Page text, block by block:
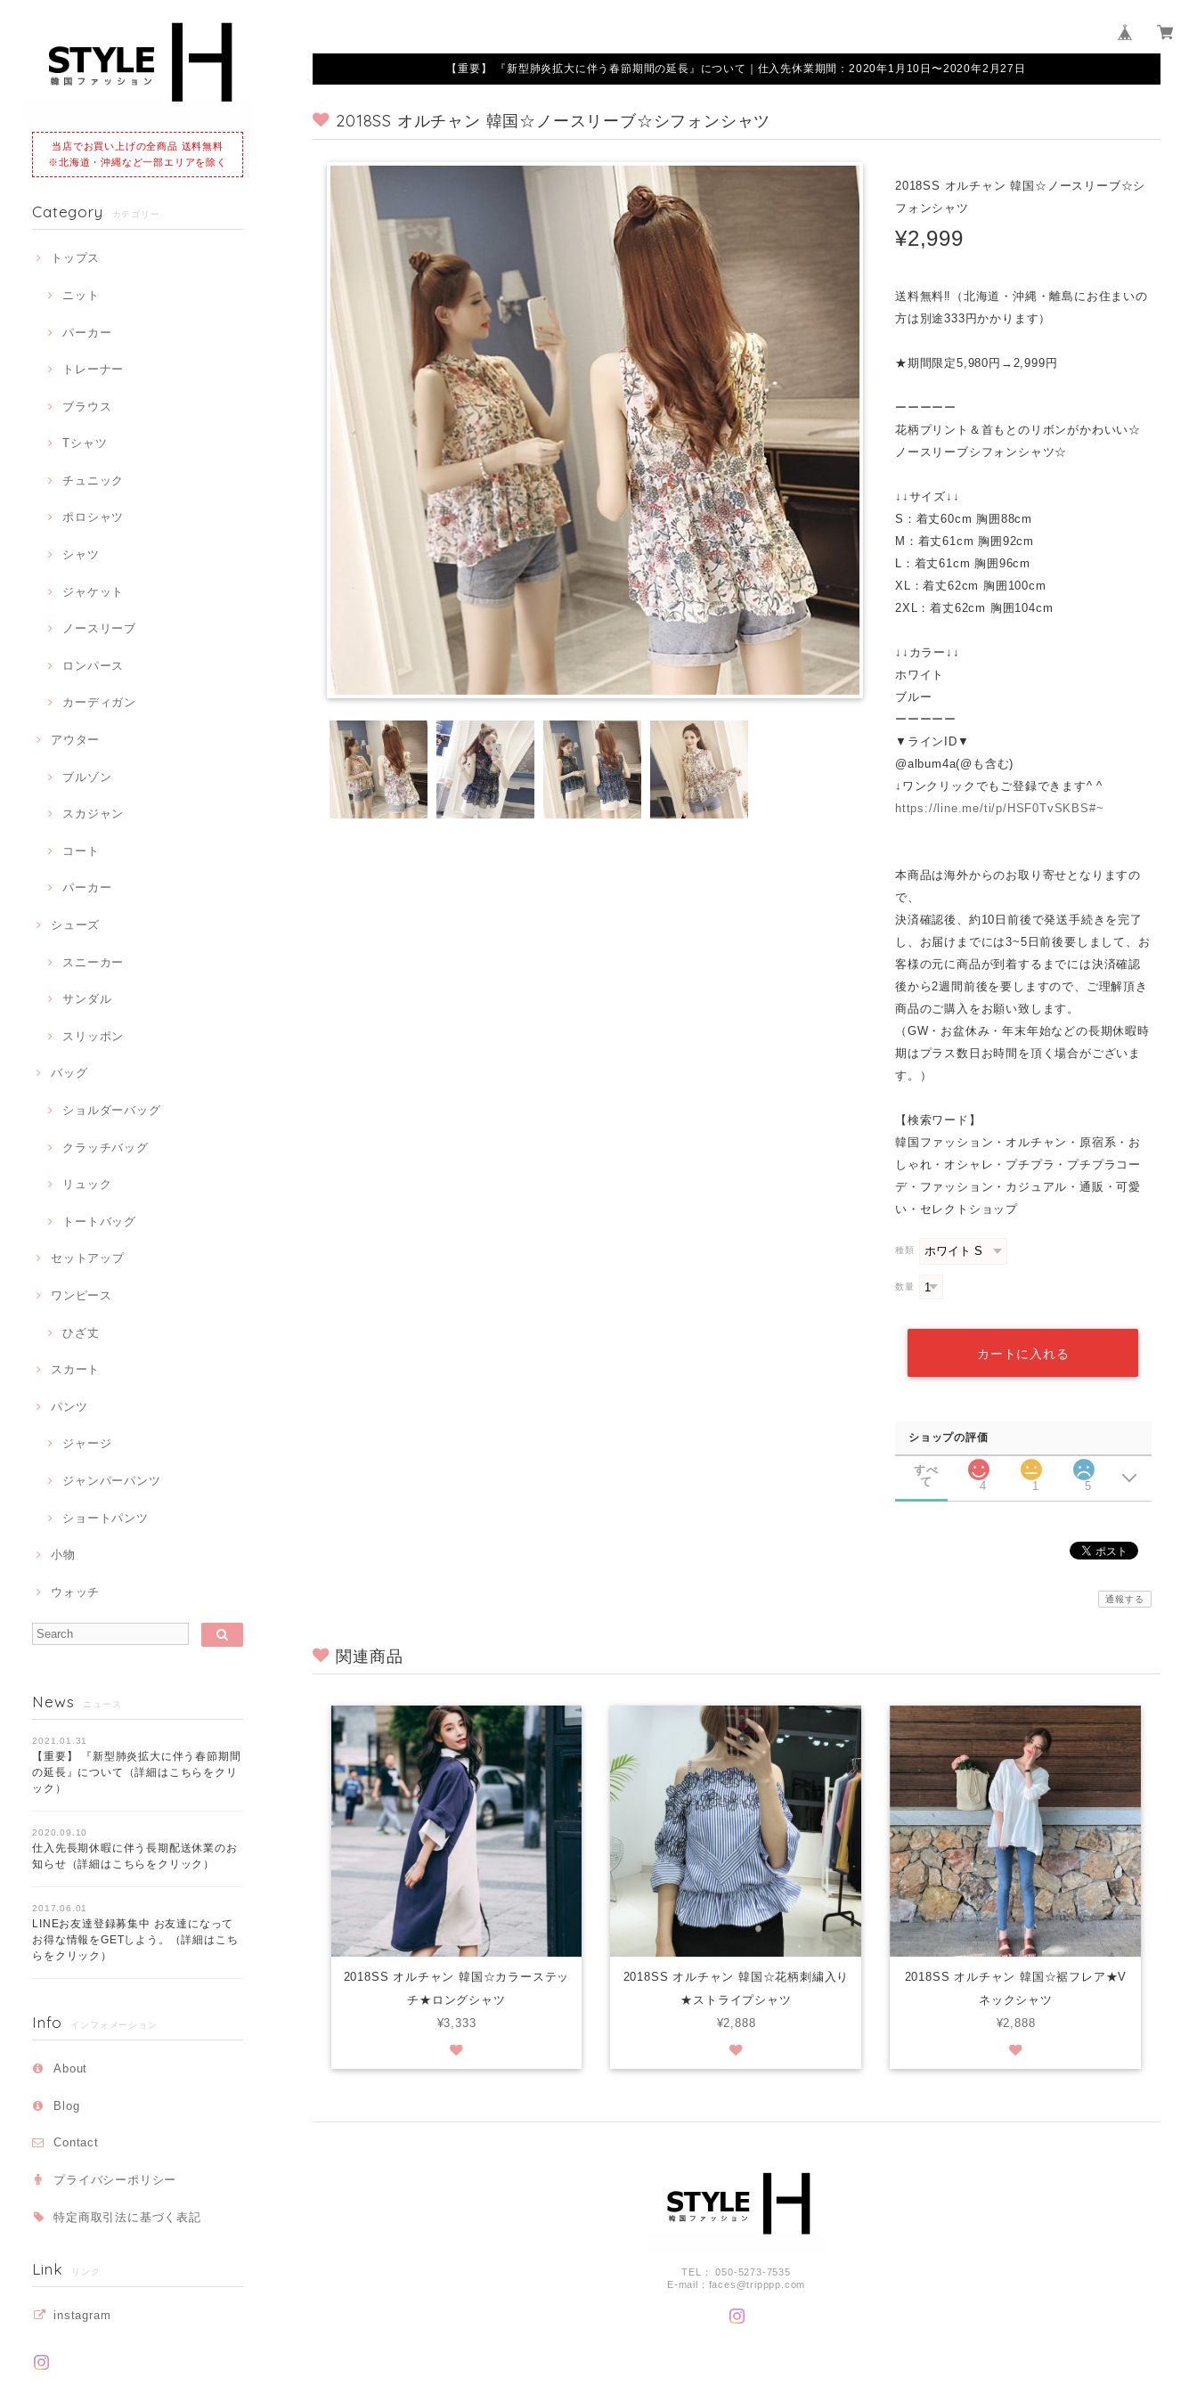
当店でお買い上げの全商品 送料無料
※北海道・沖縄など一部エリアを除く
Category カテゴリー
トップス
ニット
パーカー
トレーナー
ブラウス
Tシャツ
チュニック
ポロシャツ
シャツ
ジャケット
ノースリーブ
ロンパース
カーディガン
アウター
ブルゾン
スカジャン
コート
パーカー
シューズ
スニーカー
サンダル
スリッポン
バッグ
ショルダーバッグ
クラッチバッグ
リュック
トートバッグ
セットアップ
ワンピース
ひざ丈
スカート
パンツ
ジャージ
ジャンパーパンツ
ショートパンツ
小物
ウォッチ
News ニュース
2021.01.31
【重要】 『新型肺炎拡大に伴う春節期間
の延長』について（詳細はこちらをクリ
ック）
2020.09.10
仕入先長期休暇に伴う長期配送休業のお
知らせ（詳細はこちらをクリック）
2017.06.01
LINEお友達登録募集中 お友達になって
お得な情報をGETしよう。（詳細はこち
らをクリック）
Info インフォメーション
About
Blog
Contact
プライバシーポリシー
特定商取引法に基づく表記
Link リンク
instagram
【重要】 『新型肺炎拡大に伴う春節期間の延長』について｜仕入先休業期間：2020年1月10日〜2020年2月27日
2018SS オルチャン 韓国☆ノースリーブ☆シフォンシャツ
2018SS オルチャン 韓国☆ノースリーブ☆シ
フォンシャツ
¥2,999
送料無料‼（北海道・沖縄・離島にお住まいの
方は別途333円かかります）
★期間限定5,980円→2,999円
ーーーーー
花柄プリント＆首もとのリボンがかわいい☆
ノースリーブシフォンシャツ☆
↓↓サイズ↓↓
S：着丈60cm 胸囲88cm
M：着丈61cm 胸囲92cm
L：着丈61cm 胸囲96cm
XL：着丈62cm 胸囲100cm
2XL：着丈62cm 胸囲104cm
↓↓カラー↓↓
ホワイト
ブルー
ーーーーー
▼ラインID▼
@album4a(@も含む)
↓ワンクリックでもご登録できます^ ^
https://line.me/ti/p/HSF0TvSKBS#~
本商品は海外からのお取り寄せとなりますの
で、
決済確認後、約10日前後で発送手続きを完了
し、お届けまでには3~5日前後要しまして、お
客様の元に商品が到着するまでには決済確認
後から2週間前後を要しますので、ご理解頂き
商品のご購入をお願い致します。
（GW・お盆休み・年末年始などの長期休暇時
期はプラス数日お時間を頂く場合がございま
す。）
【検索ワード】
韓国ファッション・オルチャン・原宿系・お
しゃれ・オシャレ・プチプラ・プチプラコー
デ・ファッション・カジュアル・通販・可愛
い・セレクトショップ
種類
数量
カートに入れる
ショップの評価
すべ
て
4 1 5
通報する
関連商品
2018SS オルチャン 韓国☆カラーステッ
チ★ロングシャツ
¥3,333
2018SS オルチャン 韓国☆花柄刺繍入り
★ストライプシャツ
¥2,888
2018SS オルチャン 韓国☆裾フレア★V
ネックシャツ
¥2,888
TEL： 050-5273-7535
E-mail： faces@tripppp.com